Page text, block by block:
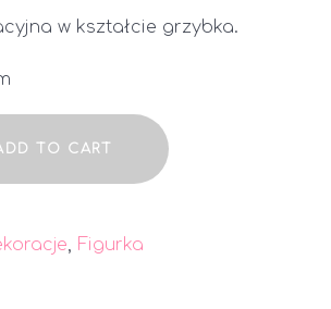
w kształcie grzybka.
TO CART
, Figurka